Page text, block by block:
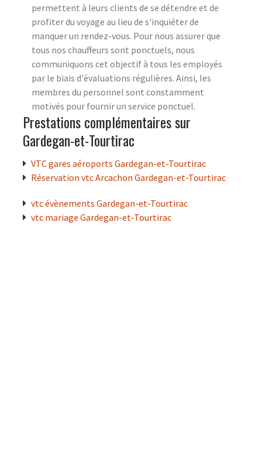
permettent à leurs clients de se détendre et de
profiter du voyage au lieu de s'inquiéter de
manquer un rendez-vous. Pour nous assurer que
tous nos chauffeurs sont ponctuels, nous
communiquons cet objectif à tous les employés
par le biais d'évaluations régulières. Ainsi, les
membres du personnel sont constamment
motivés pour fournir un service ponctuel.
Prestations complémentaires sur
Gardegan-et-Tourtirac
VTC gares aéroports Gardegan-et-Tourtirac
Réservation vtc Arcachon Gardegan-et-Tourtirac
vtc évènements Gardegan-et-Tourtirac
vtc mariage Gardegan-et-Tourtirac